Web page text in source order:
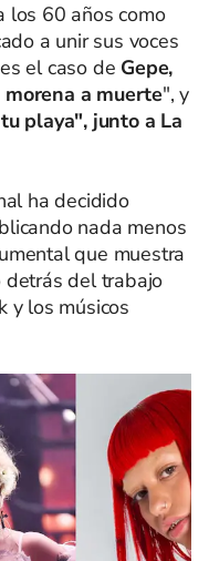
los 60 años como
a unir sus voces
el caso de Gepe,
a muerte", y
playa", junto a La
ha decidido
nada menos
que muestra
detrás del trabajo
y los músicos